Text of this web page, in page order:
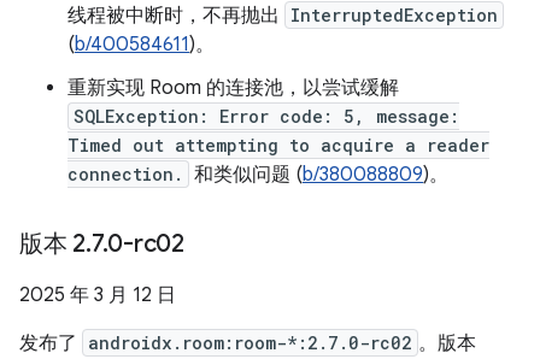
线程被中断时，不再抛出
InterruptedException
(b/400584611)。
重新实现 Room 的连接池，以尝试缓解
SQLException: Error code: 5, message:
Timed out attempting to acquire a reader
connection.
和类似问题 (b/380088809)。
版本 2.7.0-rc02
2025 年 3 月 12 日
发布了
androidx.room:room-*:2.7.0-rc02 。版本